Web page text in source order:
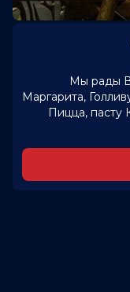
Мы рады
Маргарита,
Пицца, пасту